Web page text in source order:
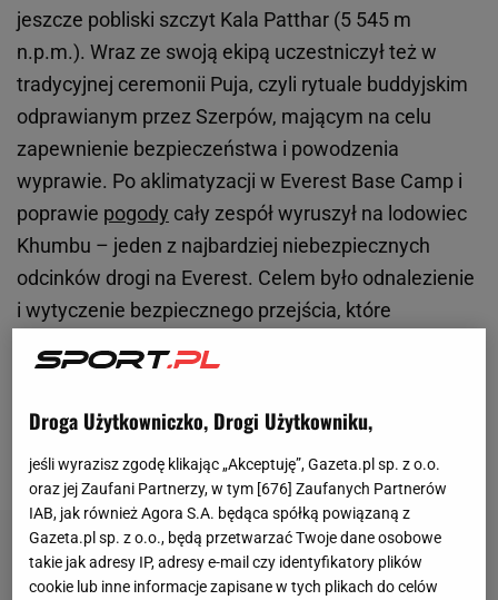
jeszcze pobliski szczyt Kala Patthar (5 545 m
n.p.m.). Wraz ze swoją ekipą uczestniczył też w
tradycyjnej ceremonii Puja, czyli rytuale buddyjskim
odprawianym przez Szerpów, mającym na celu
zapewnienie bezpieczeństwa i powodzenia
wyprawie. Po aklimatyzacji w Everest Base Camp i
poprawie pogody cały zespół wyruszył na lodowiec
Khumbu – jeden z najbardziej niebezpiecznych
odcinków drogi na Everest. Celem było odnalezienie
i wytyczenie bezpiecznego przejścia, które
obozów. Mimo seraków i głębokich szczelin, przez
pierwszej bazy. Teraz szykuje się do dalszej
wspinaczki.
Droga Użytkowniczko, Drogi Użytkowniku,
jeśli wyrazisz zgodę klikając „Akceptuję”, Gazeta.pl sp. z o.o.
oraz jej Zaufani Partnerzy, w tym [676] Zaufanych Partnerów
IAB, jak również Agora S.A. będąca spółką powiązaną z
Gazeta.pl sp. z o.o., będą przetwarzać Twoje dane osobowe
takie jak adresy IP, adresy e-mail czy identyfikatory plików
cookie lub inne informacje zapisane w tych plikach do celów